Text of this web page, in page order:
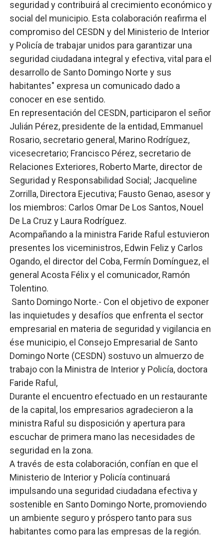
seguridad y contribuirá al crecimiento económico y
social del municipio. Esta colaboración reafirma el
compromiso del CESDN y del Ministerio de Interior
y Policía de trabajar unidos para garantizar una
seguridad ciudadana integral y efectiva, vital para el
desarrollo de Santo Domingo Norte y sus
habitantes" expresa un comunicado dado a
conocer en ese sentido.
En representación del CESDN, participaron el señor
Julián Pérez, presidente de la entidad, Emmanuel
Rosario, secretario general, Marino Rodríguez,
vicesecretario; Francisco Pérez, secretario de
Relaciones Exteriores, Roberto Marte, director de
Seguridad y Responsabilidad Social; Jacqueline
Zorrilla, Directora Ejecutiva; Fausto Genao, asesor y
los miembros: Carlos Omar De Los Santos, Nouel
De La Cruz y Laura Rodríguez.
Acompañando a la ministra Faride Raful estuvieron
presentes los viceministros, Edwin Feliz y Carlos
Ogando, el director del Coba, Fermín Domínguez, el
general Acosta Félix y el comunicador, Ramón
Tolentino.
Santo Domingo Norte.- Con el objetivo de exponer
las inquietudes y desafíos que enfrenta el sector
empresarial en materia de seguridad y vigilancia en
ése municipio, el Consejo Empresarial de Santo
Domingo Norte (CESDN) sostuvo un almuerzo de
trabajo con la Ministra de Interior y Policía, doctora
Faride Raful,
Durante el encuentro efectuado en un restaurante
de la capital, los empresarios agradecieron a la
ministra Raful su disposición y apertura para
escuchar de primera mano las necesidades de
seguridad en la zona.
A través de esta colaboración, confían en que el
Ministerio de Interior y Policía continuará
impulsando una seguridad ciudadana efectiva y
sostenible en Santo Domingo Norte, promoviendo
un ambiente seguro y próspero tanto para sus
habitantes como para las empresas de la región.